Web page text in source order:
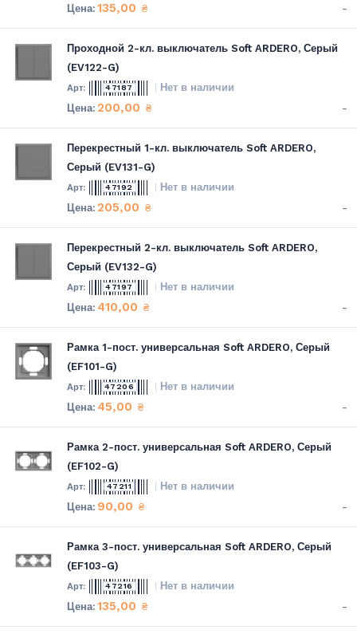
135,00 ₴ -
Проходной 2-кл. выключатель Soft ARDERO, Серый
(EV122-G)
47187 Нет в наличии
200,00 ₴ -
Перекрестный 1-кл. выключатель Soft ARDERO,
Серый (EV131-G)
47192 Нет в наличии
205,00 ₴ -
Перекрестный 2-кл. выключатель Soft ARDERO,
Серый (EV132-G)
47197 Нет в наличии
410,00 ₴ -
Рамка 1-пост. универсальная Soft ARDERO, Серый
(EF101-G)
47206 Нет в наличии
45,00 ₴ -
Рамка 2-пост. универсальная Soft ARDERO, Серый
(EF102-G)
47211 Нет в наличии
90,00 ₴ -
Рамка 3-пост. универсальная Soft ARDERO, Серый
(EF103-G)
47216 Нет в наличии
135,00 ₴ -